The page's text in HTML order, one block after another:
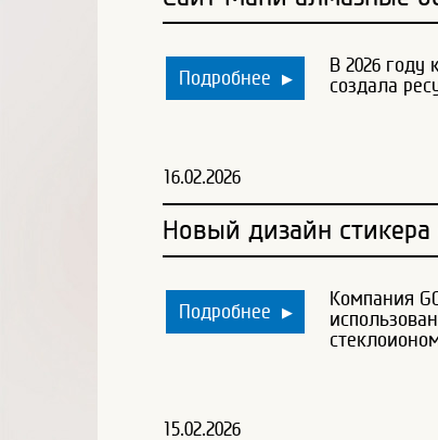
Подробнее ▶
В 2026
создала
16.02.2026
Новый дизайн стикера
Подробнее ▶
Компания
15.02.2026